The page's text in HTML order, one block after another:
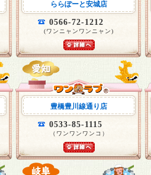
ららぽーと安城店
0566-72-1212
(ワンニャンワンニャン)
豊橋豊川線通り店
0533-85-1115
（ワンワンワンコ）